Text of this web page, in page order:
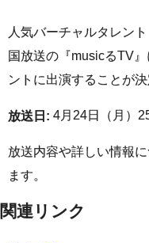
人気バーチャルタレン
国放送の『musicるTV
ントに出演することが決
放送日: 4月24日（月）
放送内容や詳しい情報
ます。
関連リンク